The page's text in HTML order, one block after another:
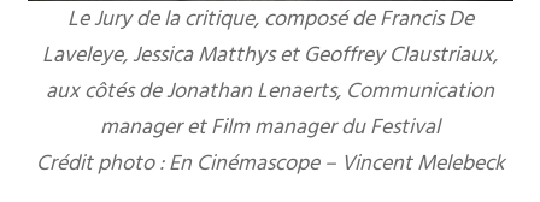
Le Jury de la critique, composé de Francis De
Laveleye, Jessica Matthys et Geoffrey Claustriaux,
aux côtés de Jonathan Lenaerts, Communication
manager et Film manager du Festival
Crédit photo : En Cinémascope – Vincent Melebeck